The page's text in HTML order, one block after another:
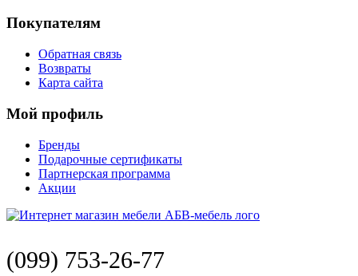
Покупателям
Обратная связь
Возвраты
Карта сайта
Мой профиль
Бренды
Подарочные сертификаты
Партнерская программа
Акции
(099) 753-26-77